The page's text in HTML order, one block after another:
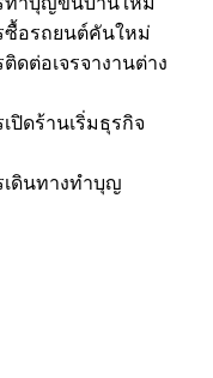
ซื้อรถยนต์คันใหม่
ดต่อเจรจางานต่าง
ปิดร้านเริ่มธุรกิจ
เดินทางทำบุญ